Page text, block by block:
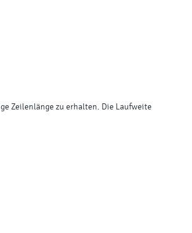
Zeilenlänge zu erhalten. Die Laufweite